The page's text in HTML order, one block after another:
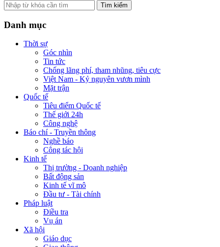
Tìm kiếm
Danh mục
Thời sự
Góc nhìn
Tin tức
Chống lãng phí, tham nhũng, tiêu cực
Việt Nam - Kỷ nguyên vươn mình
Mặt trận
Quốc tế
Tiêu điểm Quốc tế
Thế giới 24h
Công nghệ
Báo chí - Truyền thông
Nghề báo
Công tác hội
Kinh tế
Thị trường - Doanh nghiệp
Bất động sản
Kinh tế vĩ mô
Đầu tư - Tài chính
Pháp luật
Điều tra
Vụ án
Xã hội
Giáo dục